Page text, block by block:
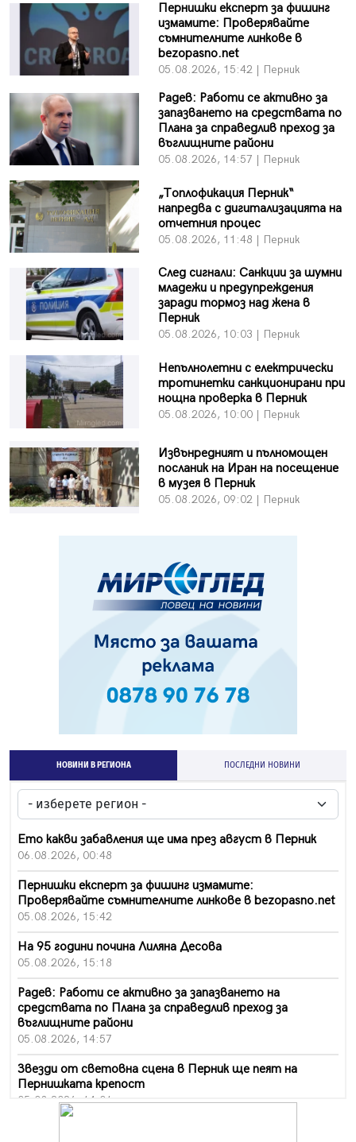
Пернишки експерт за фишинг
измамите: Проверявайте
съмнителните линкове в
bezopasno.net
05.08.2026, 15:42 | Перник
Радев: Работи се активно за
запазването на средствата по
Плана за справедлив преход за
въглищните райони
05.08.2026, 14:57 | Перник
„Топлофикация Перник“
напредва с дигитализацията на
отчетния процес
05.08.2026, 11:48 | Перник
След сигнали: Санкции за шумни
младежи и предупреждения
заради тормоз над жена в
Перник
05.08.2026, 10:03 | Перник
Непълнолетни с електрически
тротинетки санкционирани при
нощна проверка в Перник
05.08.2026, 10:00 | Перник
Извънредният и пълномощен
посланик на Иран на посещение
в музея в Перник
05.08.2026, 09:02 | Перник
НОВИНИ В РЕГИОНА ПОСЛЕДНИ НОВИНИ
Ето какви забавления ще има през август в Перник
06.08.2026, 00:48
Пернишки експерт за фишинг измамите:
Проверявайте съмнителните линкове в bezopasno.net
05.08.2026, 15:42
На 95 години почина Лиляна Десова
05.08.2026, 15:18
Радев: Работи се активно за запазването на
средствата по Плана за справедлив преход за
въглищните райони
05.08.2026, 14:57
Звезди от световна сцена в Перник ще пеят на
Пернишката крепост
05.08.2026, 14:01